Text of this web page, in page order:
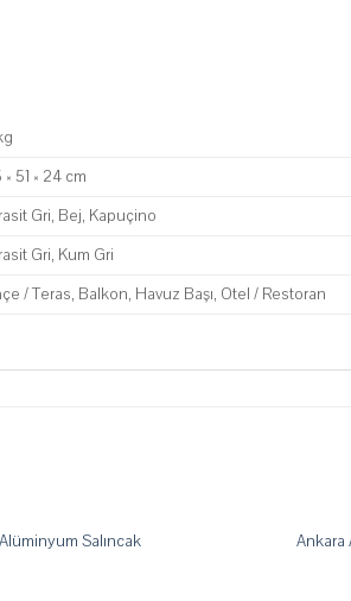
51 × 24 cm
Gri, Bej, Kapuçino
Gri, Kum Gri
/ Teras, Balkon, Havuz Başı, Otel / Restoran
Salıncak Ankara